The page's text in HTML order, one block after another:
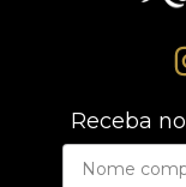
Receba